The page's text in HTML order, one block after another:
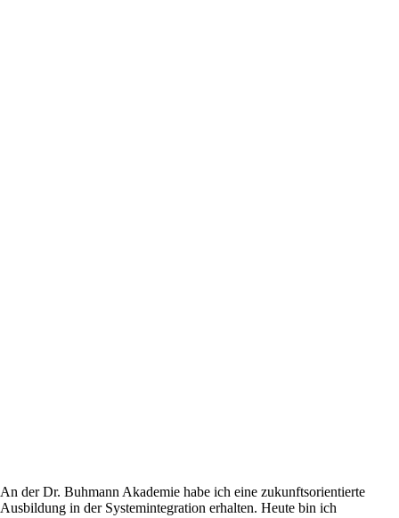
An der Dr. Buhmann Akademie habe ich eine zukunftsorientierte
Ausbildung in der Systemintegration erhalten. Heute bin ich